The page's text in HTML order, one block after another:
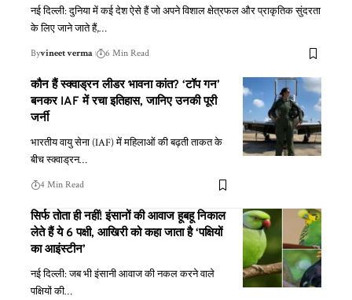
नई दिल्ली: दुनिया में कई देश ऐसे हैं जो अपने विशाल क्षेत्रफल और प्राकृतिक सुंदरता
के लिए जाने जाते हैं,…
Byvineet verma 6 Min Read
कौन हैं स्क्वाड्रन लीडर भावना कांत? ‘टॉप गन’
बनकर IAF में रचा इतिहास, जानिए उनकी पूरी
जर्नी
भारतीय वायु सेना (IAF) में महिलाओं की बढ़ती ताकत के
बीच स्क्वाड्रन…
4 Min Read
सिर्फ तोता ही नहीं! इंसानों की आवाज हूबहू निकाल
लेते हैं ये 6 पक्षी, आखिरी को कहा जाता है ‘पक्षियों
का आइंस्टीन’
नई दिल्ली: जब भी इंसानी आवाज की नकल करने वाले
पक्षियों की…